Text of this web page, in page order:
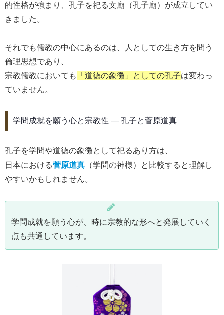
的性格が強まり、孔子を祀る文廟（孔子廟）が成立してい
きました。
それでも儒教の中心にあるのは、人としての生き方を問う
倫理思想であり、
宗教儒教においても
「道徳の象徴」としての孔子は変わっ
ていません。
学問成就を願う心と宗教性 ― 孔子と菅原道真
孔子を学問や道徳の象徴として祀るあり方は、
日本における菅原道真 （学問の神様）と比較すると理解し
やすいかもしれません。
学問成就を願う心が、時に宗教的な形へと発展していく
点も共通しています。